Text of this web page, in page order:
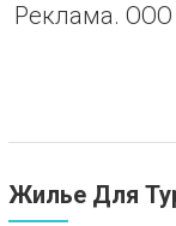
Реклама. ООО
Жилье Для